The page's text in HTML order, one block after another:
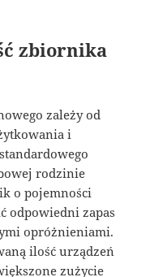
zbiornika
zależy od
i
rodzinie
o pojemności
odpowiedni zapas
opróżnieniami.
ilość urządzeń
zużycie